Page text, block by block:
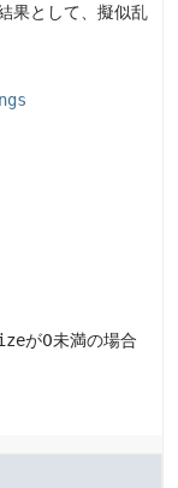
果として、擬似乱
が0未満の場合